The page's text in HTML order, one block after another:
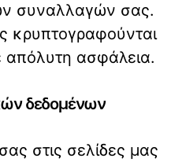
συναλλαγών σας.
κρυπτογραφούνται
απόλυτη ασφάλεια.
δεδομένων
στις σελίδες μας